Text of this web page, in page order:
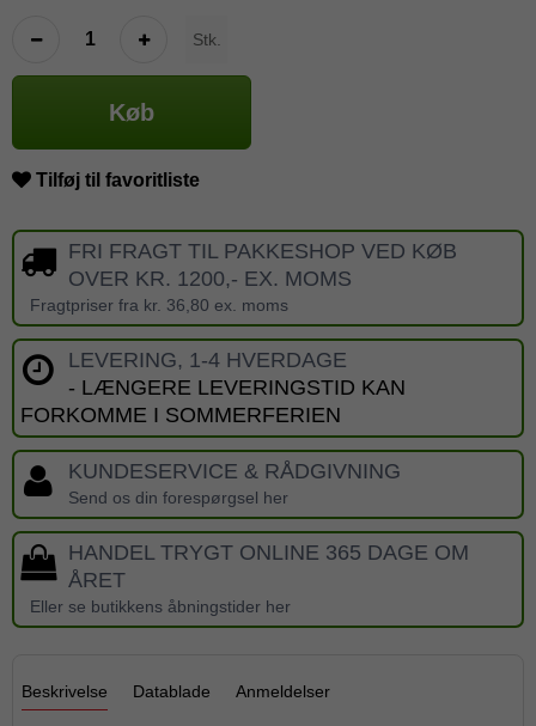
Stk.
Køb
Tilføj til favoritliste
FRI FRAGT TIL PAKKESHOP VED KØB
OVER KR. 1200,- EX. MOMS
Fragtpriser fra kr. 36,80 ex. moms
LEVERING, 1-4 HVERDAGE
- LÆNGERE LEVERINGSTID KAN
FORKOMME I SOMMERFERIEN
KUNDESERVICE & RÅDGIVNING
Send os din forespørgsel her
HANDEL TRYGT ONLINE 365 DAGE OM
ÅRET
Eller se butikkens åbningstider her
Beskrivelse Datablade Anmeldelser